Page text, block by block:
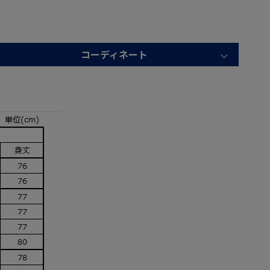
コーディネート